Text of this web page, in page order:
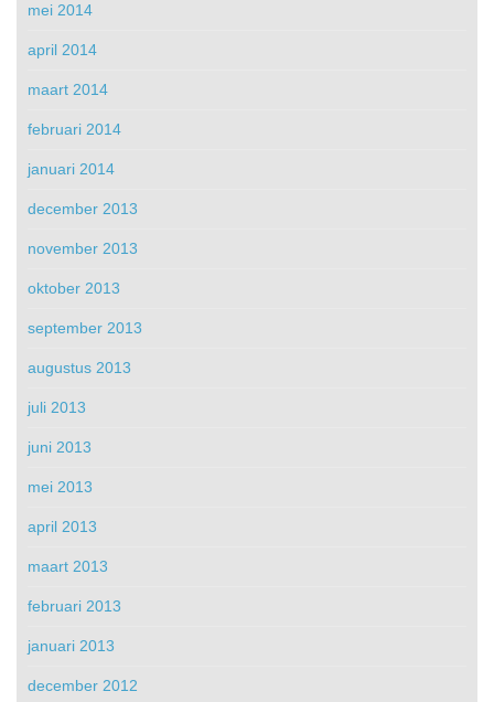
mei 2014
april 2014
maart 2014
februari 2014
januari 2014
december 2013
november 2013
oktober 2013
september 2013
augustus 2013
juli 2013
juni 2013
mei 2013
april 2013
maart 2013
februari 2013
januari 2013
december 2012